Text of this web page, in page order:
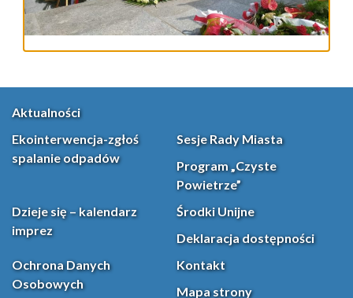
Aktualności
Ekointerwencja-zgłoś
spalanie odpadów
Sesje Rady Miasta
Program „Czyste
Powietrze”
Dzieje się – kalendarz
imprez
Środki Unijne
Deklaracja dostępności
Ochrona Danych
Osobowych
Kontakt
Mapa strony